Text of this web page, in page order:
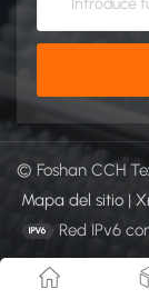
© Foshan CCH
Mapa del sitio |
Red IPv6